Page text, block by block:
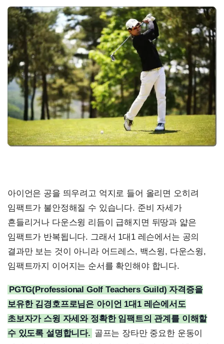
아이언은 공을 띄우려고 억지로 들어 올리면 오히려
임팩트가 불안정해질 수 있습니다. 준비 자세가
흔들리거나 다운스윙 리듬이 급해지면 뒤땅과 얇은
임팩트가 반복됩니다. 그래서 1대1 레슨에서는 공의
결과만 보는 것이 아니라 어드레스, 백스윙, 다운스윙,
임팩트까지 이어지는 순서를 확인해야 합니다.
PGTG(Professional Golf Teachers Guild) 자격증을
보유한 김경호프로님은 아이언 1대1 레슨에서도
초보자가 스윙 자세와 정확한 임팩트의 관계를 이해할
수 있도록 설명합니다. 골프는 장타만 중요한 운동이